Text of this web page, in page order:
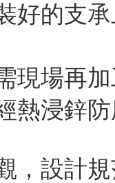
好的支
需現場
熱浸鋅
，設計